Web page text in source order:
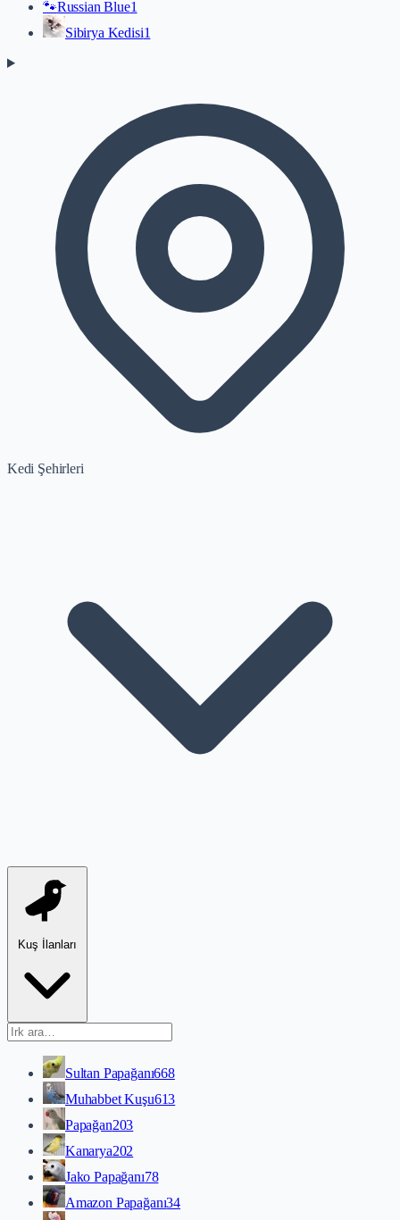
🐾Russian Blue1
Sibirya Kedisi1
Kedi Şehirleri
Kuş İlanları
Sultan Papağanı668
Muhabbet Kuşu613
Papağan203
Kanarya202
Jako Papağanı78
Amazon Papağanı34